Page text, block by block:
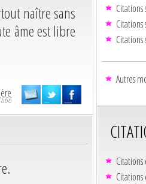
naître sans
âme est libre
Citations
Citations
Autres